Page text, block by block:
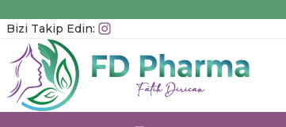
Bizi Takip Edin: